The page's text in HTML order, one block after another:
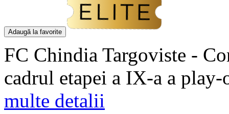
Adaugă la favorite
FC Chindia Targoviste -
cadrul etapei a IX-a a
multe detalii